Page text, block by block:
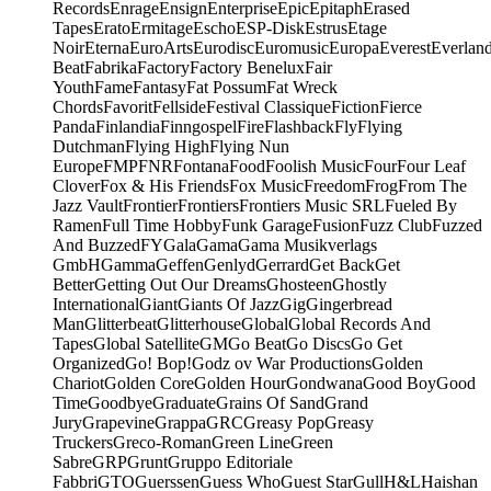
RecordsEnrageEnsignEnterpriseEpicEpitaphErased
TapesEratoErmitageEschoESP-DiskEstrusEtage
NoirEternaEuroArtsEurodiscEuromusicEuropaEverest
BeatFabrikaFactoryFactory BeneluxFair
YouthFameFantasyFat PossumFat Wreck
ChordsFavoritFellsideFestival ClassiqueFictionFierce
PandaFinlandiaFinngospelFireFlashbackFlyFlying
DutchmanFlying HighFlying Nun
EuropeFMPFNRFontanaFoodFoolish MusicFourFour Leaf
CloverFox & His FriendsFox MusicFreedomFrogFrom The
Jazz VaultFrontierFrontiersFrontiers Music SRLFueled By
RamenFull Time HobbyFunk GarageFusionFuzz ClubFuzzed
And BuzzedFYGalaGamaGama Musikverlags
GmbHGammaGeffenGenlydGerrardGet BackGet
BetterGetting Out Our DreamsGhosteenGhostly
InternationalGiantGiants Of JazzGigGingerbread
ManGlitterbeatGlitterhouseGlobalGlobal Records And
TapesGlobal SatelliteGMGo BeatGo DiscsGo Get
OrganizedGo! Bop!Godz ov War ProductionsGolden
ChariotGolden CoreGolden HourGondwanaGood BoyGood
TimeGoodbyeGraduateGrains Of SandGrand
JuryGrapevineGrappaGRCGreasy PopGreasy
TruckersGreco-RomanGreen LineGreen
SabreGRPGruntGruppo Editoriale
FabbriGTOGuerssenGuess WhoGuest StarGullH&LHaishan